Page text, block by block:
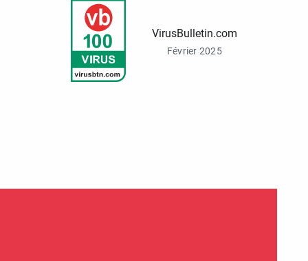
VirusBulletin.com
Février 2025